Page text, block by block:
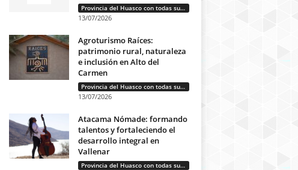
Provincia del Huasco con todas sus letras: Historias que unen cultura, diversidad e identidad
13/07/2026
Agroturismo Raíces:
patrimonio rural, naturaleza
e inclusión en Alto del
Carmen
Provincia del Huasco con todas sus letras: Historias que unen cultura, diversidad e identidad
13/07/2026
Atacama Nómade: formando
talentos y fortaleciendo el
desarrollo integral en
Vallenar
Provincia del Huasco con todas sus letras: Historias que unen cultura, diversidad e identidad